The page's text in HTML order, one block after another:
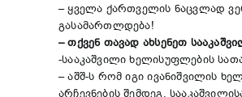
– ყველა ქართველის ნაცვლად
გასამართლდება!
– თქვენ თავად ახსენეთ
-სააკაშვილი ხელისუფლების
– აშშ-ს რომ იგი ივანიშვილის
არჩევნების შემდეგ.